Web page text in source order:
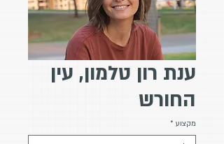
ענת רון טלמון, עין
החורש
מקצוע *